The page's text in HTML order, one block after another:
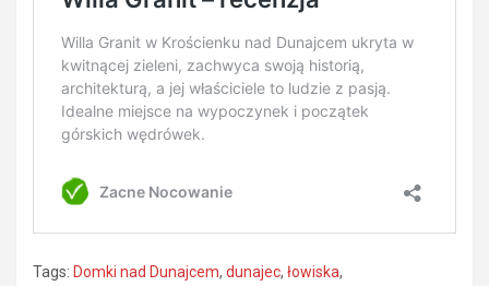
Tags: Domki nad Dunajcem, dunajec, łowiska,